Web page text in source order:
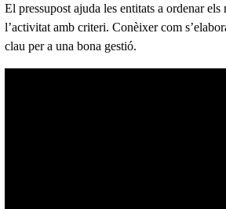
El pressupostajuda les entitats a ordenar
l’activitat amb criteri. Conèixercom
clau per a una bona gestió.